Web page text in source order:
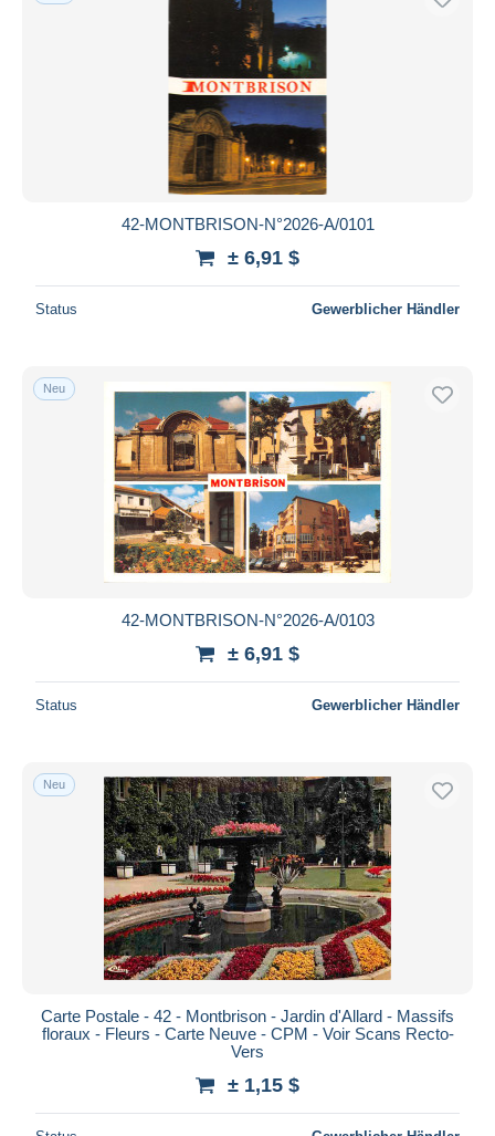
42-MONTBRISON-N°2026-A/0101
± 6,91 $
Status Gewerblicher Händler
Neu
42-MONTBRISON-N°2026-A/0103
± 6,91 $
Status Gewerblicher Händler
Neu
Carte Postale - 42 - Montbrison - Jardin d'Allard - Massifs
floraux - Fleurs - Carte Neuve - CPM - Voir Scans Recto-
Vers
± 1,15 $